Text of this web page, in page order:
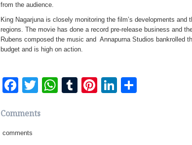
from the audience.
King Nagarjuna is closely monitoring the film’s developments
regions. The movie has done a record pre-release business and
Rubens composed the music and Annapurna Studios bankrolled
budget and is high on action.
Facebook
Twitter
WhatsApp
Tumblr
Pinterest
LinkedIn
Comments
comments